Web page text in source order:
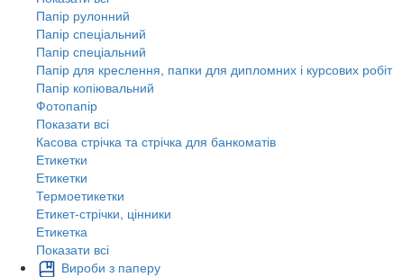
Папір рулонний
Папір спеціальний
Папір спеціальний
Папір для креслення, папки для дипломних і курсових робіт
Папір копіювальний
Фотопапір
Показати всі
Касова стрічка та стрічка для банкоматів
Етикетки
Етикетки
Термоетикетки
Етикет-стрічки, цінники
Етикетка
Показати всі
Вироби з паперу